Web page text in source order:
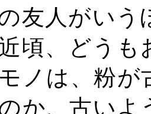
友人がいう
頃、どう
ノは、粉
か、古い